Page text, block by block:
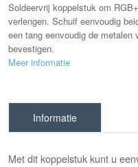
Soldeervrij koppelstuk om
verlengen. Schuif eenvoudig
een tang eenvoudig de
bevestigen.
Meer informatie
Informatie
Met dit koppelstuk kunt u